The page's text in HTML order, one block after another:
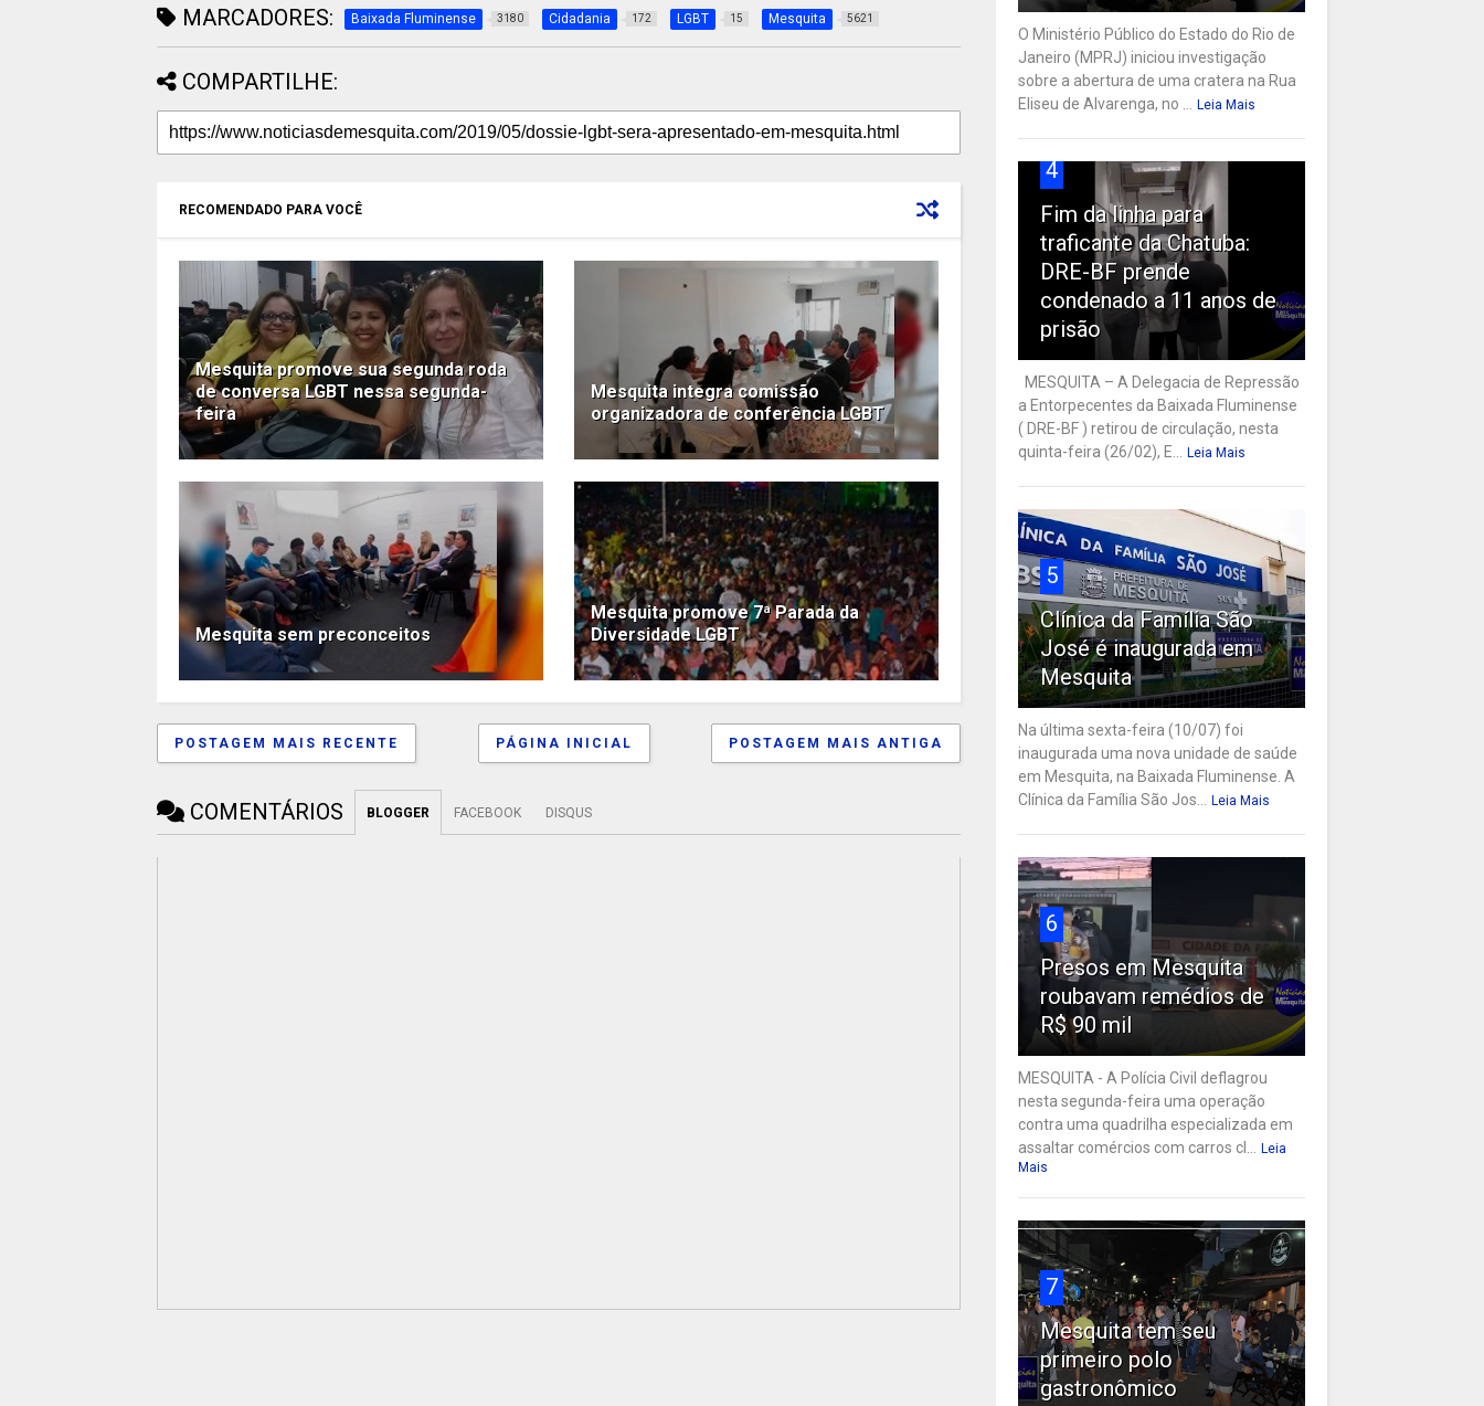
MARCADORES: Baixada Fluminense 3180 Cidadania 172 LGBT 15 Mesquita 5621
COMPARTILHE:
RECOMENDADO PARA VOCÊ
Mesquita promove sua segunda roda
de conversa LGBT nessa segunda-
feira
Mesquita integra comissão
organizadora de conferência LGBT
Mesquita sem preconceitos
Mesquita promove 7ª Parada da
Diversidade LGBT
POSTAGEM MAIS RECENTE POSTAGEM MAIS ANTIGA
PÁGINA INICIAL
COMENTÁRIOS BLOGGER FACEBOOK DISQUS
O Ministério Público do Estado do Rio de
Janeiro (MPRJ) iniciou investigação
sobre a abertura de uma cratera na Rua
Eliseu de Alvarenga, no ... Leia Mais
4
Fim da linha para
traficante da Chatuba:
DRE-BF prende
condenado a 11 anos de
prisão
MESQUITA – A Delegacia de Repressão
a Entorpecentes da Baixada Fluminense
( DRE-BF ) retirou de circulação, nesta
quinta-feira (26/02), E... Leia Mais
5
Clínica da Família São
José é inaugurada em
Mesquita
Na última sexta-feira (10/07) foi
inaugurada uma nova unidade de saúde
em Mesquita, na Baixada Fluminense. A
Clínica da Família São Jos... Leia Mais
6
Presos em Mesquita
roubavam remédios de
R$ 90 mil
MESQUITA - A Polícia Civil deflagrou
nesta segunda-feira uma operação
contra uma quadrilha especializada em
assaltar comércios com carros cl... Leia
Mais
7
Mesquita tem seu
primeiro polo
gastronômico